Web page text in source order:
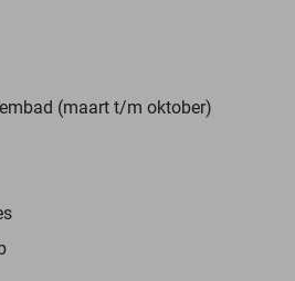
(maart t/m oktober)